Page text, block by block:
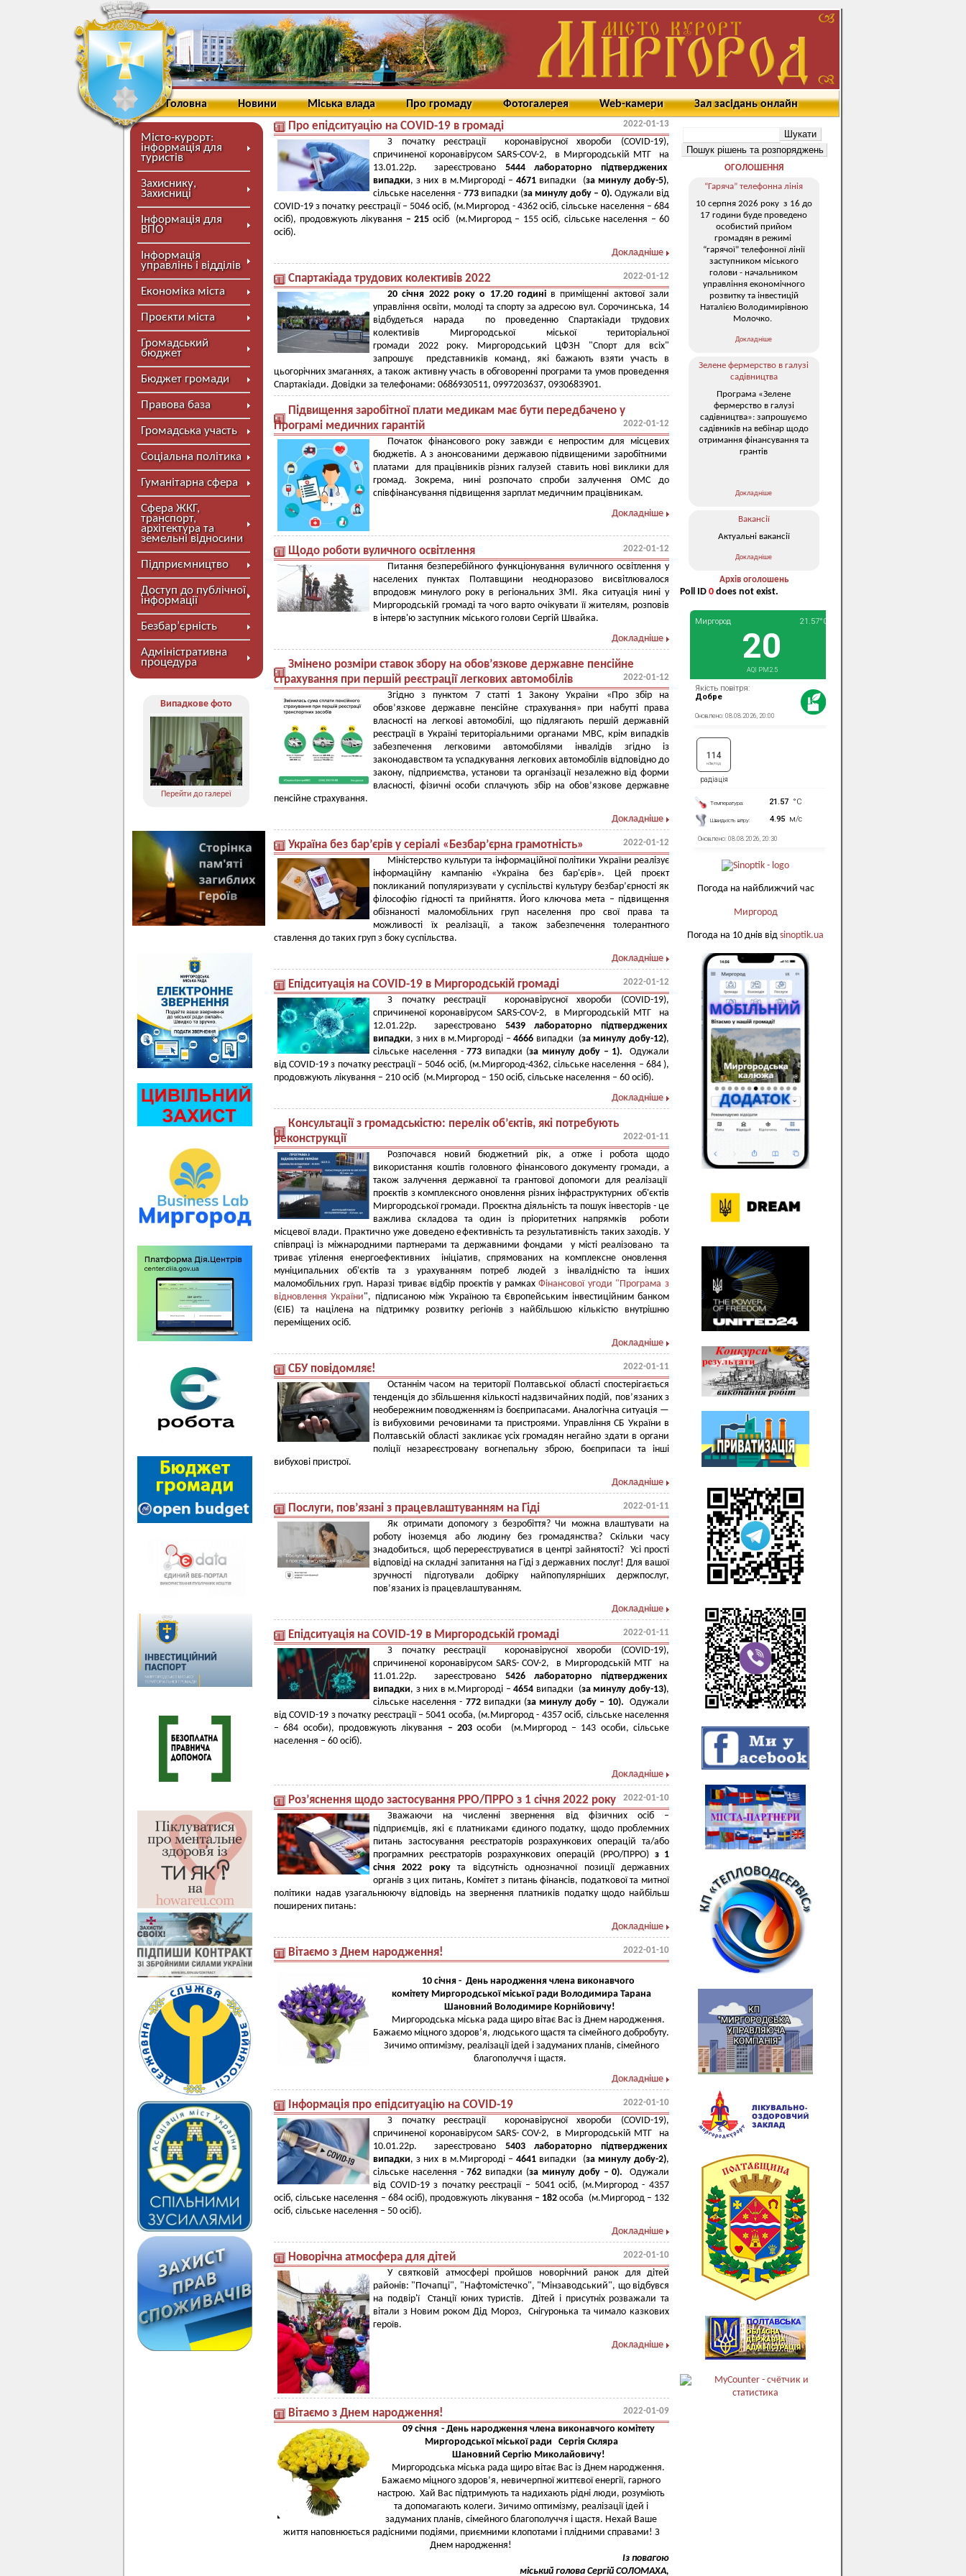
Головна Новини Міська влада Про громаду Фотогалерея Web-камери Зал засідань онлайн
Місто-курорт:
інформація для
туристів
Захиснику,
Захисниці
Інформація для
ВПО
Інформація
управлінь і відділів
Економіка міста
Проєкти міста
Громадський
бюджет
Бюджет громади
Правова база
Громадська участь
Соціальна політика
Гуманітарна сфера
Сфера ЖКГ,
транспорт,
архітектура та
земельні відносини
Підприємництво
Доступ до публічної
інформації
Безбар’єрність
Адміністративна
процедура
Випадкове фото
Перейти до галереї
Про епідситуацію на COVID-19 в громаді 2022-01-13
З початку реєстрації коронавірусної хвороби (COVID-19),
спричиненої коронавірусом SARS-COV-2, в Миргородській МТГ на
13.01.22р. зареєстровано 5444 лабораторно підтверджених
випадки, з них в м.Миргороді –4671 випадки (за минулу добу-5),
сільське населення - 773 випадки (за минулу добу – 0). Одужали від
COVID-19 з початку реєстрації – 5046 осіб, (м.Миргород - 4362 осіб, сільське населення – 684
осіб), продовжують лікування – 215 осіб (м.Миргород – 155 осіб, сільське населення – 60
осіб).
Докладніше
Спартакіада трудових колективів 2022 2022-01-12
20 січня 2022 року о 17.20 годинів приміщенні актової зали
управління освіти, молоді та спорту за адресою вул. Сорочинська, 14
відбудеться нарада по проведенню Спартакіади трудових
колективів Миргородської міської територіальної
громади 2022 року. Миргородський ЦФЗН "Спорт для всіх"
запрошує представників команд, які бажають взяти участь в
цьогорічних змаганнях, а також активну участь в обговоренні програми та умов проведення
Спартакіади. Довідки за телефонами: 0686930511, 0997203637, 0930683901.
Підвищення заробітної плати медикам має бути передбачено у
Програмі медичних гарантій
2022-01-12
Початок фінансового року завжди є непростим для місцевих
бюджетів. А з анонсованими державою підвищеними заробітними
платами для працівників різних галузей ставить нові виклики для
громад. Зокрема, нині розпочато спроби залучення ОМС до
співфінансування підвищення зарплат медичним працівникам.
Докладніше
Щодо роботи вуличного освітлення 2022-01-12
Питання безперебійного функціонування вуличного освітлення у
населених пунктах Полтавщини неодноразово висвітлювалося
впродовж минулого року в регіональних ЗМІ. Яка ситуація нині у
Миргородській громаді та чого варто очікувати її жителям, розповів
в інтерв'ю заступник міського голови Сергій Швайка.
Докладніше
Змінено розміри ставок збору на обов’язкове державне пенсійне
страхування при першій реєстрації легкових автомобілів
2022-01-12
Згідно з пунктом 7 статті 1 Закону України «Про збір на
обов’язкове державне пенсійне страхування» при набутті права
власності на легкові автомобілі, що підлягають першій державній
реєстрації в Україні територіальними органами МВС, крім випадків
забезпечення легковими автомобілями інвалідів згідно із
законодавством та успадкування легкових автомобілів відповідно до
закону, підприємства, установи та організації незалежно від форми
власності, фізичні особи сплачують збір на обов’язкове державне
пенсійне страхування.
Докладніше
Україна без бар’єрів у серіалі «Безбар’єрна грамотність» 2022-01-12
Міністерство культури та інформаційної політики України реалізує
інформаційну кампанію «Україна без бар'єрів». Цей проєкт
покликаний популяризувати у суспільстві культуру безбар’єрності як
філософію гідності та прийняття. Його ключова мета – підвищення
обізнаності маломобільних груп населення про свої права та
можливості їх реалізації, а також забезпечення толерантного
ставлення до таких груп з боку суспільства.
Докладніше
Епідситуація на COVID-19 в Миргородській громаді 2022-01-12
З початку реєстрації коронавірусної хвороби (COVID-19),
спричиненої коронавірусом SARS-COV-2, в Миргородській МТГ на
12.01.22р. зареєстровано 5439 лабораторно підтверджених
випадки, з них в м.Миргороді –4666 випадки (за минулу добу-12),
сільське населення -773 випадки (за минулу добу – 1).
Одужали
від COVID-19 з початку реєстрації – 5046 осіб, (м.Миргород-4362, сільське населення – 684 ),
продовжують лікування – 210 осіб (м.Миргород – 150 осіб, сільське населення – 60 осіб).
Докладніше
Консультації з громадськістю: перелік об’єктів, які потребують
реконструкції
2022-01-11
Розпочався новий бюджетний рік, а отже і робота щодо
використання коштів головного фінансового документу громади, а
також залучення державної та грантової допомоги для реалізації
проєктів з комплексного оновлення різних інфраструктурних об'єктів
Миргородської громади. Проєктна діяльність та пошук інвесторів - це
важлива складова та один із пріоритетних напрямків роботи
місцевої влади. Практично уже доведено ефективність та результативність таких заходів. У
співпраці із міжнародними партнерами та державними фондами у місті реалізовано та
триває утілення енергоефективних ініціатив, спрямованих на комплексне оновлення
муніципальних об'єктів та з урахуванням потреб людей з інвалідністю та інших
маломобільних груп. Наразі триває відбір проєктів у рамкахФінансової угоди "Програма з
відновлення України", підписаною між Україною та Європейським інвестиційним банком
(ЄІБ) та націлена на підтримку розвитку регіонів з найбільшою кількістю внутрішню
переміщених осіб.
Докладніше
СБУ повідомляє! 2022-01-11
Останнім часом на території Полтавської області спостерігається
тенденція до збільшення кількості надзвичайних подій, пов’язаних з
необережним поводженням із боєприпасами. Аналогічна ситуація —
із вибуховими речовинами та пристроями. Управління СБ України в
Полтавській області закликає усіх громадян негайно здати в органи
поліції незареєстровану вогнепальну зброю, боєприпаси та інші
вибухові пристрої.
Докладніше
Послуги, пов’язані з працевлаштуванням на Гіді 2022-01-11
Як отримати допомогу з безробіття? Чи можна влаштувати на
роботу іноземця або людину без громадянства? Скільки часу
знадобиться, щоб перереєструватися в центрі зайнятості? Усі прості
відповіді на складні запитання на Гіді з державних послуг! Для вашої
зручності підготували добірку найпопулярніших держпослуг,
пов’язаних із працевлаштуванням.
Докладніше
Епідситуація на COVID-19 в Миргородській громаді 2022-01-11
З початку реєстрації коронавірусної хвороби (COVID-19),
спричиненої коронавірусом SARS- COV-2, в Миргородській МТГ на
11.01.22р. зареєстровано 5426 лабораторно підтверджених
випадки, з них в м.Миргороді –4654 випадки (за минулу добу-13),
сільське населення - 772 випадки (за минулу добу – 10). Одужали
від COVID-19 з початку реєстрації – 5041 особа, (м.Миргород - 4357 осіб, сільське населення
– 684 особи), продовжують лікування – 203особи (м.Миргород – 143 особи, сільське
населення – 60 осіб).
Докладніше
Роз’яснення щодо застосування РРО/ПРРО з 1 січня 2022 року 2022-01-10
Зважаючи на численні звернення від фізичних осіб –
підприємців, які є платниками єдиного податку, щодо проблемних
питань застосування реєстраторів розрахункових операцій та/або
програмних реєстраторів розрахункових операцій (РРО/ПРРО) з 1
січня 2022 рокута відсутність однозначної позиції державних
органів з цих питань, Комітет з питань фінансів, податкової та митної
політики надав узагальнюючу відповідь на звернення платників податку щодо найбільш
поширених питань:
Докладніше
Вітаємо з Днем народження! 2022-01-10
10 січня - День народження члена виконавчого
комітету Миргородської міської ради Володимира Тарана
Шановний Володимире Корнійовичу!
Миргородська міська рада щиро вітає Вас із Днем народження.
Бажаємо міцного здоров’я, людського щастя та сімейного добробуту.
Зичимо оптимізму, реалізації ідей і задуманих планів, сімейного
благополуччя і щастя.
Докладніше
Інформація про епідситуацію на COVID-19 2022-01-10
З початку реєстрації коронавірусної хвороби (COVID-19),
спричиненої коронавірусом SARS- COV-2, в Миргородській МТГ на
10.01.22р. зареєстровано 5403 лабораторно підтверджених
випадки, з них в м.Миргороді –4641 випадки (за минулу добу-2),
сільське населення -762 випадки (за минулу добу –0).
Одужали
від COVID-19 з початку реєстрації – 5041 осіб, (м.Миргород - 4357
осіб, сільське населення – 684 осіб), продовжують лікування – 182особа (м.Миргород – 132
осіб, сільське населення – 50 осіб).
Докладніше
Новорічна атмосфера для дітей 2022-01-10
У святковій атмосфері пройшов новорічний ранок для дітей
районів: "Почапці", "Нафтомістечко", "Мінзаводський", що відбувся
на подвір'ї Станції юних туристів. Дітей і присутніх розважали та
вітали з Новим роком Дід Мороз, Снігуронька та чимало казкових
героїв.
Докладніше
Вітаємо з Днем народження! 2022-01-09
09 січня - День народження члена виконавчого комітету
Миргородської міської ради Сергія Скляра
Шановний Сергію Миколайовичу!
Миргородська міська рада щиро вітає Вас із Днем народження.
Бажаємо міцного здоров’я, невичерпної життєвої енергії, гарного
настрою. Хай Вас підтримують та надихають рідні люди, розуміють
та допомагають колеги. Зичимо оптимізму, реалізації ідей і
задуманих планів, сімейного благополуччя і щастя. Нехай Ваше
життя наповнюється радісними подіями, приємними клопотами і плідними справами! З
Днем народження!
Із повагою
міський голова Сергій СОЛОМАХА,
ОГОЛОШЕННЯ
“Гаряча” телефонна лінія
10 серпня 2026 року з 16 до
17 години буде проведено
особистий прийом
громадян в режимі
“гарячої” телефонної лінії
заступником міського
голови - начальником
управління економічного
розвитку та інвестицій
Наталією Володимирівною
Молочко.
Докладніше
Зелене фермерство в галузі
садівництва
Програма «Зелене
фермерство в галузі
садівництва»: запрошуємо
садівників на вебінар щодо
отримання фінансування та
грантів
Докладніше
Вакансії
Актуальні вакансії
Докладніше
Архів оголошень
Poll ID 0 does not exist.
Погода на найближчий час
Миргород
Погода на 10 днів від sinoptik.ua